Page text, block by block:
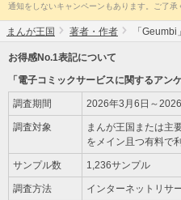
通知をしないキャンペーンもあります。ご了承
まんが王国 著者・作者 「
お得感No.1表記について
「電子コミックサービスに関するアン
調査期間 2026年3月6日～
調査対象
まんが王国または主
をメイン且つ有料で
サンプル数 1,236サンプル
調査方法 インターネットリサ